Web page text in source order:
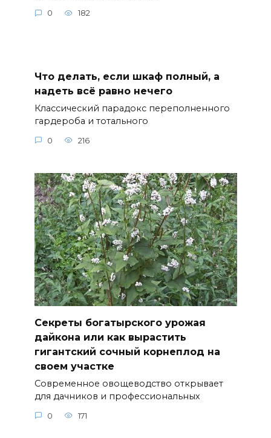
0 182
Что делать, если шкаф полный, а
надеть всё равно нечего
Классический парадокс переполненного
гардероба и тотального
0 216
Секреты богатырского урожая
дайкона или как вырастить
гигантский сочный корнеплод на
своем участке
Современное овощеводство открывает
для дачников и профессиональных
0 171